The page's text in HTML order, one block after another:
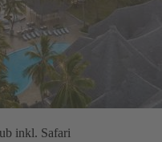
inkl. Safari